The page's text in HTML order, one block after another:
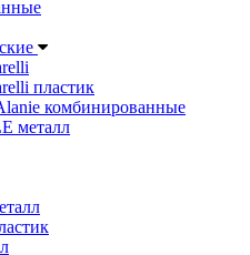
пластик
комбинированные
металл